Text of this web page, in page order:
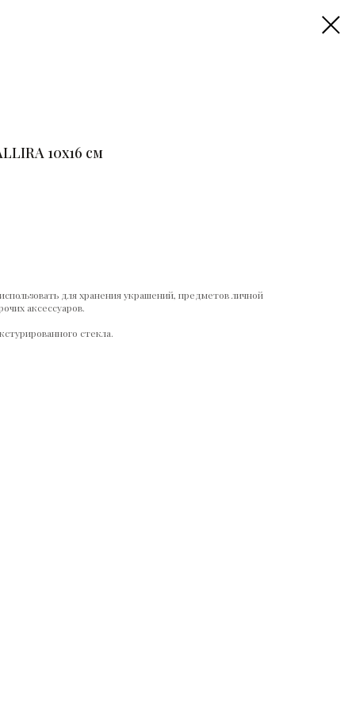
10х16 см
для хранения украшений, предметов личной
аксессуаров.
стекла.